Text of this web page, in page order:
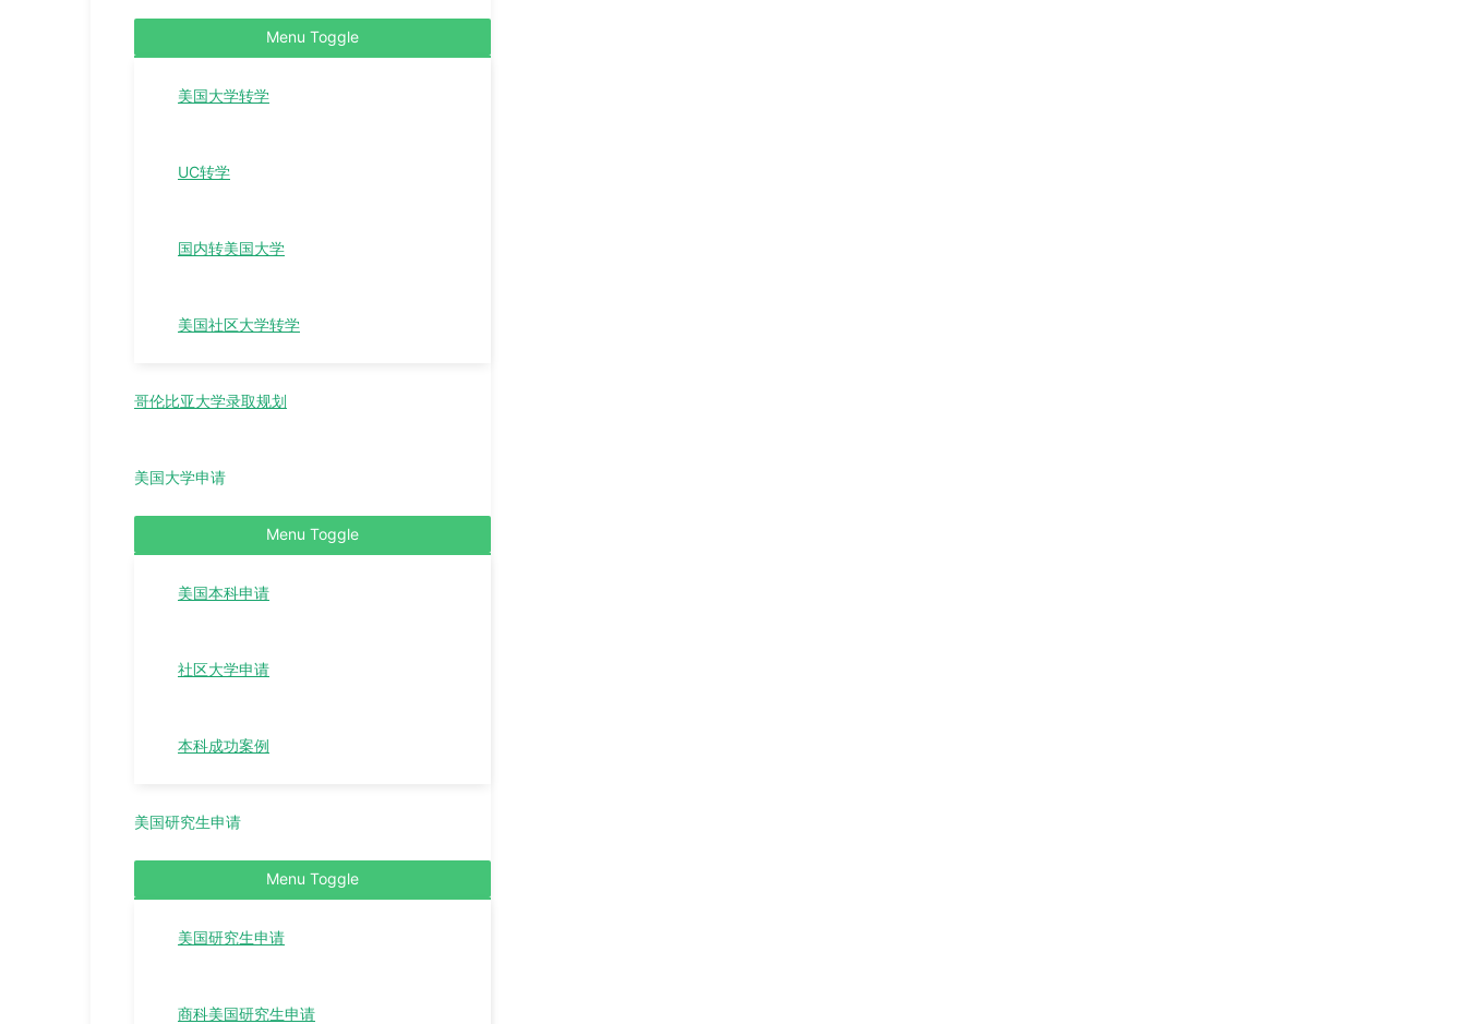
Menu Toggle
美国大学转学
UC转学
国内转美国大学
美国社区大学转学
哥伦比亚大学录取规划
美国大学申请
Menu Toggle
美国本科申请
社区大学申请
本科成功案例
美国研究生申请
Menu Toggle
美国研究生申请
商科美国研究生申请